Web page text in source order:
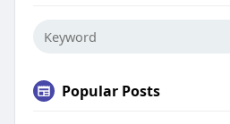
Popular Posts